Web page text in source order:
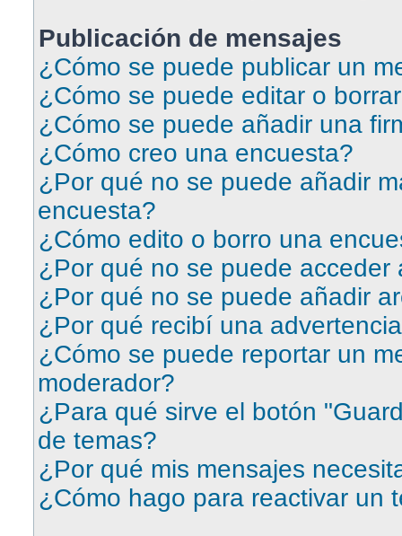
Publicación de mensajes
¿Cómo se puede publicar un
¿Cómo se puede editar o
¿Cómo se puede añadir una
¿Cómo creo una encuesta?
¿Por qué no se puede añadir
encuesta?
¿Cómo edito o borro una
¿Por qué no se puede acceder
¿Por qué no se puede añadir
¿Por qué recibí una
¿Cómo se puede reportar un
moderador?
¿Para qué sirve el botón
de temas?
¿Por qué mis mensajes
¿Cómo hago para reactivar un